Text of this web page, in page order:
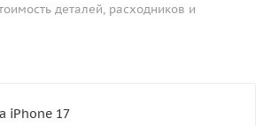
деталей, расходников и
iPhone 17